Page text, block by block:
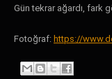
Gün tekrar ağardı, fark
Fotoğraf: https://